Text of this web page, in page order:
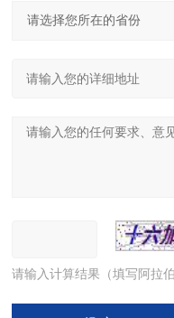
请输入计算结果（填写阿拉